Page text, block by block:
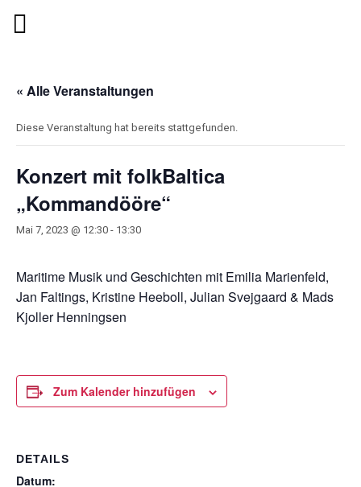
« Alle Veranstaltungen
Diese Veranstaltung hat bereits stattgefunden.
Konzert mit folkBaltica
„Kommandööre“
Mai 7, 2023 @ 12:30 - 13:30
Maritime Musik und Geschichten mit Emilia Marienfeld,
Jan Faltings, Kristine Heeboll, Julian Svejgaard & Mads
Kjoller Henningsen
Zum Kalender hinzufügen
DETAILS
Datum: